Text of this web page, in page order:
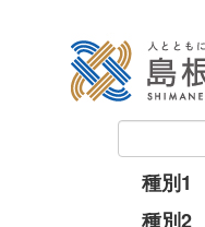
種別1
種別2